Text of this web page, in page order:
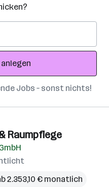
Jobs – sonst nichts!
Raumpflege
2.353,10 € monatlich